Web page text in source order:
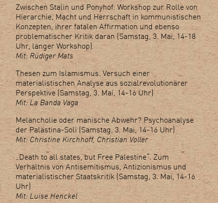
Zwischen Stalin und Ponyhof: Workshop zur Rolle von
Hierarchie, Macht und Herrschaft in kommunistischen
Konzepten, ihrer fatalen Affirmation und ebenso
problematischer Kritik daran (Samstag, 3. Mai, 14-18
Uhr, langer Workshop)
Mit: Rüdiger Mats
Thesen zum Islamismus. Versuch einer
materialistischen Analyse aus sozialrevolutionärer
Perspektive (Samstag, 3. Mai, 14-16 Uhr)
Mit: La Banda Vaga
Melancholie oder manische Abwehr? Psychoanalyse
der Palästina-Soli (Samstag, 3. Mai, 14-16 Uhr)
Mit: Christine Kirchhoff, Christian Voller
„Death to all states, but Free Palestine“. Zum
Verhältnis von Antisemitismus, Antizionismus und
materialistischer Staatskritik (Samstag, 3. Mai, 14-16
Uhr)
Mit: Luise Henckel